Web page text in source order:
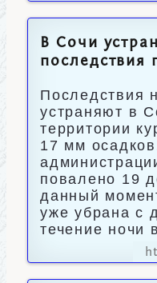
В Сочи
последствия
Последствия
устраняют в
территории
17 мм
повалено 19
данный
уже убрана с
течение ночи